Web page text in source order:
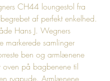
CH44 loungestol fra
af perfekt enkelhed.
Hans J. Wegners
markerede samlinger
ben og armlænene
oven på bagbenene til
rygpude. Armlænene